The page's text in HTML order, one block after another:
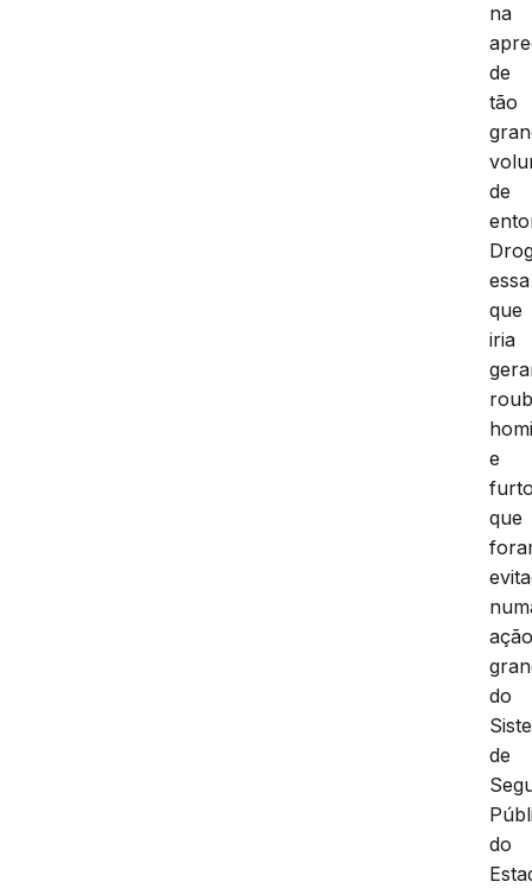
na
de
tão
de
essa
que
iria
e
que
do
de
do